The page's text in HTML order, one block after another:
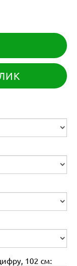
102 см: